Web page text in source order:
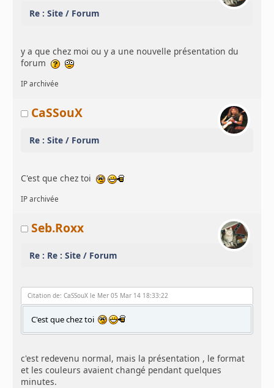
Re : Site / Forum
y a que chez moi ou y a une nouvelle présentation du
forum
IP archivée
CaSSouX
Re : Site / Forum
C'est que chez toi
IP archivée
Seb.Roxx
Re : Re : Site / Forum
Citation de: CaSSouX le Mer 05 Mar 14 18:33:22
C'est que chez toi
c'est redevenu normal, mais la présentation , le format
et les couleurs avaient changé pendant quelques
minutes.